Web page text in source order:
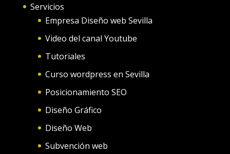
Servicios
Empresa Diseño web Sevilla
Video del canal Youtube
Tutoriales
Curso wordpress en Sevilla
Posicionamiento SEO
Diseño Gráfico
Diseño Web
Subvención web